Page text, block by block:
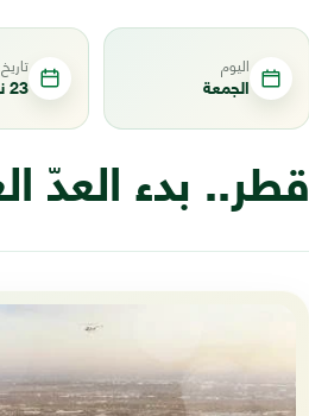
اليوم
الجمعة 23 نوفمبر 2018
قطر.. بدء العدّ